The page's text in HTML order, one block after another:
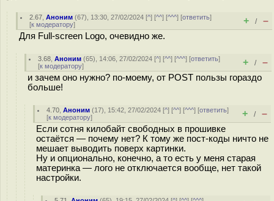
2.67 ,Аноним (67), 13:30, 27/02/2024 [^] [^^] [^^^] [ответить]
[к модератору] + / –
Для Full-screen Logo, очевидно же.
3.68 ,Аноним (65), 14:06, 27/02/2024 [^] [^^] [^^^] [ответить]
[к модератору] + / –
и зачем оно нужно? по-моему, от POST пользы гораздо
больше!
4.70 ,Аноним (17), 15:42, 27/02/2024 [^] [^^] [^^^] [ответить]
[к модератору] + / –
Если сотня килобайт свободных в прошивке
остаётся — почему нет? К тому же пост-коды ничто не
мешает выводить поверх картинки.
Ну и опционально, конечно, а то есть у меня старая
материнка — лого не отключается вообще, нет такой
настройки.